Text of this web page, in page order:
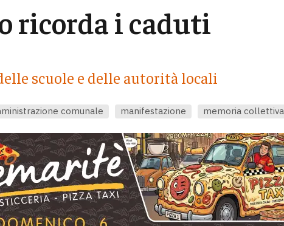
ricorda i caduti
scuole e delle autorità locali
comunale manifestazione memoria collettiva